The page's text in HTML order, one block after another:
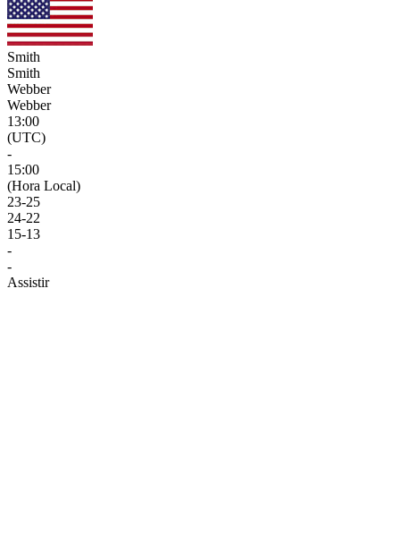
Smith
Smith
Webber
Webber
13:00
(UTC)
-
15:00
(Hora Local)
23-25
24-22
15-13
-
-
Assistir